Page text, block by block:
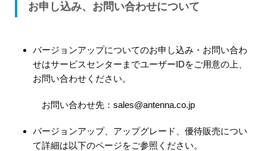
お申し込み、お問い合わせについて
バージョンアップについてのお申し込み・お問い合わ
せはサービスセンターまでユーザーIDをご用意の上、
お問い合わせください。
お問い合わせ先：sales@antenna.co.jp
バージョンアップ、アップグレード、優待販売につい
て詳細は以下のページをご参照ください。